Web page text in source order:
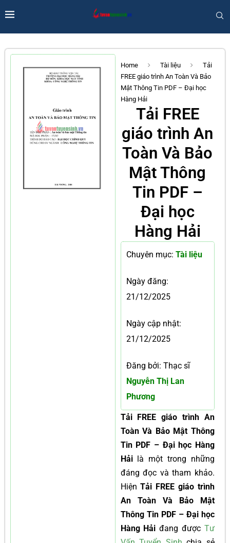
Home Tài liệu
Tải
FREE giáo trình An Toàn Và Bảo
Mật Thông Tin PDF – Đại học
Hàng Hải
Tải FREE
giáo trình An
Toàn Và Bảo
Mật Thông
Tin PDF –
Đại học
Hàng Hải
Chuyên mục: Tài liệu
Ngày đăng:
21/12/2025
Ngày cập nhật:
21/12/2025
Đăng bởi: Thạc sĩ
Nguyễn Thị Lan
Phương
Tải FREE giáo trình An
Toàn Và Bảo Mật Thông
Tin PDF – Đại học Hàng
Hảilà một trong những
đáng đọc và tham khảo.
HiệnTải FREE giáo trình
An Toàn Và Bảo Mật
Thông Tin PDF – Đại học
Hàng Hảiđang được Tư